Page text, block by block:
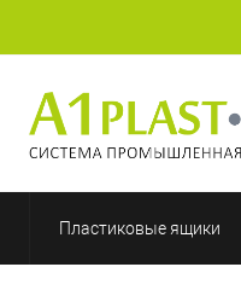
Пластиковые ящики